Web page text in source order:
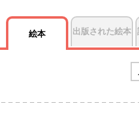
絵本 出版された絵本